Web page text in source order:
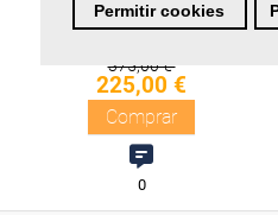
Permitir cookies
Online
375,00 €
225,00 €
Comprar
0